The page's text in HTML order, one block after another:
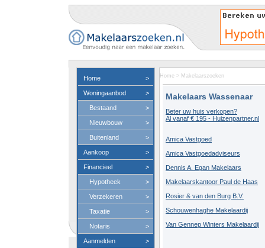
Home >
Woningaanbod >
Bestaand >
Nieuwbouw >
Buitenland >
Aankoop >
Financieel >
Hypotheek >
Verzekeren >
Taxatie >
Notaris >
Aanmelden >
Home > Makelaarszoeken
Makelaars Wassenaar
Beter uw huis verkopen?
Al vanaf € 195 - Huizenpartner.nl
Amica Vastgoed
Amica Vastgoedadviseurs
Dennis A. Egan Makelaars
Makelaarskantoor Paul de Haas
Rosier & van den Burg B.V.
Schouwenhaghe Makelaardij
Van Gennep Winters Makelaardij